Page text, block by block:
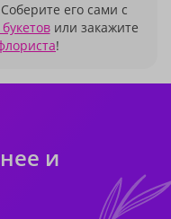
его сами с
или закажите
!
и